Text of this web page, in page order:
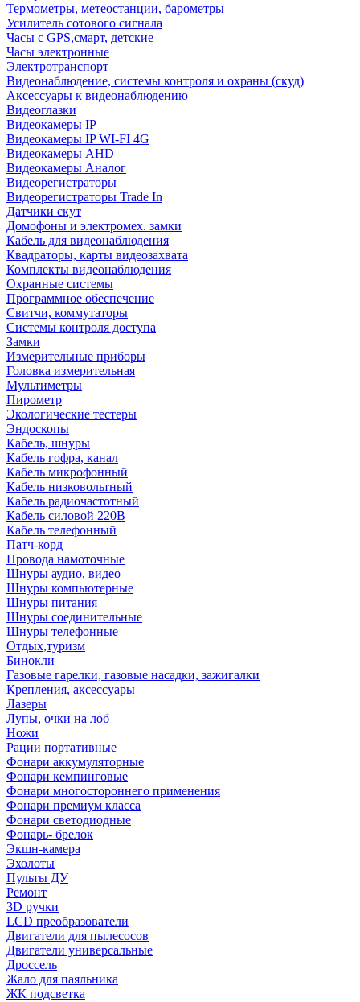
Термометры, метеостанции, барометры
Усилитель сотового сигнала
Часы с GPS,смарт, детские
Часы электронные
Электротранспорт
Видеонаблюдение, системы контроля и охраны (скуд)
Аксессуары к видеонаблюдению
Видеоглазки
Видеокамеры IP
Видеокамеры IP WI-FI 4G
Видеокамеры AHD
Видеокамеры Аналог
Видеорегистраторы
Видеорегистраторы Trade In
Датчики скут
Домофоны и электромех. замки
Кабель для видеонаблюдения
Квадраторы, карты видеозахвата
Комплекты видеонаблюдения
Охранные системы
Программное обеспечение
Свитчи, коммутаторы
Системы контроля доступа
Замки
Измерительные приборы
Головка измерительная
Мультиметры
Пирометр
Экологические тестеры
Эндоскопы
Кабель, шнуры
Кабель гофра, канал
Кабель микрофонный
Кабель низковольтный
Кабель радиочастотный
Кабель силовой 220В
Кабель телефонный
Патч-корд
Провода намоточные
Шнуры аудио, видео
Шнуры компьютерные
Шнуры питания
Шнуры соединительные
Шнуры телефонные
Отдых,туризм
Бинокли
Газовые гарелки, газовые насадки, зажигалки
Крепления, аксессуары
Лазеры
Лупы, очки на лоб
Ножи
Рации портативные
Фонари аккумуляторные
Фонари кемпинговые
Фонари многостороннего применения
Фонари премиум класса
Фонари светодиодные
Фонарь- брелок
Экшн-камера
Эхолоты
Пульты ДУ
Ремонт
3D ручки
LCD преобразователи
Двигатели для пылесосов
Двигатели универсальные
Дроссель
Жало для паяльника
ЖК подсветка